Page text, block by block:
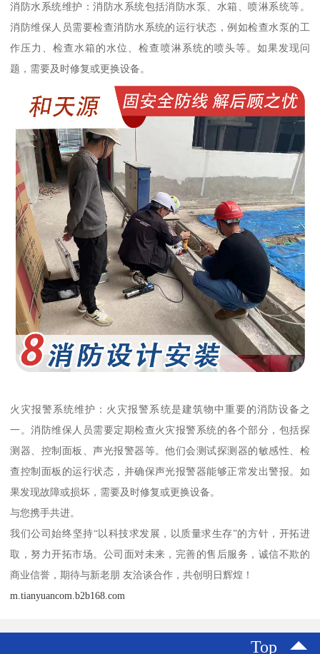
消防水系统维护：消防水系统包括消防水泵、水箱、喷淋系统等。
消防维保人员需要检查消防水系统的运行状态，例如检查水泵的工
作压力、检查水箱的水位、检查喷淋系统的喷头等。如果发现问
题，需要及时修复或更换设备。
火灾报警系统维护：火灾报警系统是建筑物中重要的消防设备之
一。消防维保人员需要定期检查火灾报警系统的各个部分，包括探
测器、控制面板、声光报警器等。他们会测试探测器的敏感性、检
查控制面板的运行状态，并确保声光报警器能够正常发出警报。如
果发现故障或损坏，需要及时修复或更换设备。
与您携手共进。
我们公司始终坚持“以科技求发展，以质量求生存”的方针，开拓进
取，努力开拓市场。公司面对未来，完善的售后服务，诚信不欺的
商业信誉，期待与新老朋 友洽谈合作，共创明日辉煌！
m.tianyuancom.b2b168.com
Top